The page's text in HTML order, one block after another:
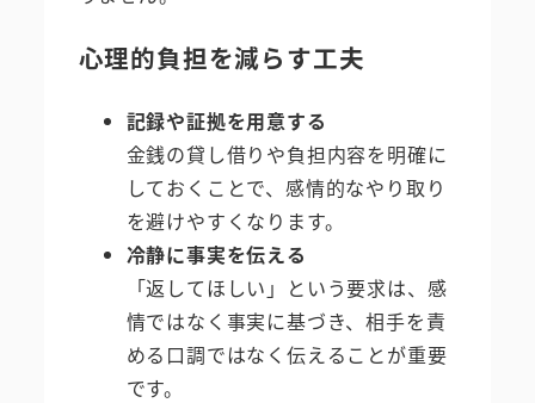
心理的負担を減らす工夫
記録や証拠を用意する
金銭の貸し借りや負担内容を明確に
しておくことで、感情的なやり取り
を避けやすくなります。
冷静に事実を伝える
「返してほしい」という要求は、感
情ではなく事実に基づき、相手を責
める口調ではなく伝えることが重要
です。